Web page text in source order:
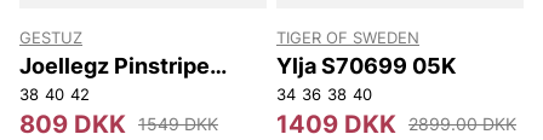
GESTUZ
Joellegz Pinstripe
Blazer 2.0 Noos
38 40 42
809 DKK 1549 DKK
TIGER OF SWEDEN
Ylja S70699 05K
34 36 38 40
1409 DKK 2899.00 DKK